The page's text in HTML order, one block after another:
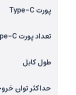
پورت Type-C
تعداد پورت Type-C
طول کابل
حداکثر توان